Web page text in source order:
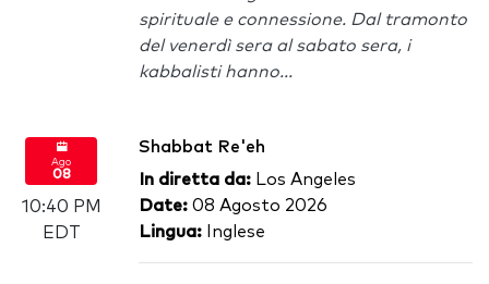
spirituale e connessione. Dal tramonto
del venerdì sera al sabato sera, i
kabbalisti hanno...
Ago
08
10:40 PM
EDT
Shabbat Re'eh
In diretta da: Los Angeles
Date: 08 Agosto 2026
Lingua: Inglese